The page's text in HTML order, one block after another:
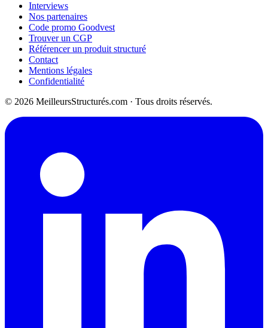
Interviews
Nos partenaires
Code promo Goodvest
Trouver un CGP
Référencer un produit structuré
Contact
Mentions légales
Confidentialité
© 2026 MeilleursStructurés.com · Tous droits réservés.